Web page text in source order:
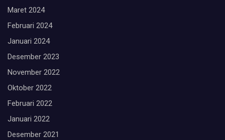
Maret 2024
Februari 2024
Januari 2024
Desember 2023
November 2022
Oktober 2022
Februari 2022
Januari 2022
Desember 2021